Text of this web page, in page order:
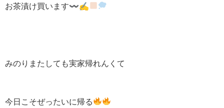
お茶漬け買います〰︎✍
みのりまたしても実家帰れんくて
今日こそぜったいに帰る